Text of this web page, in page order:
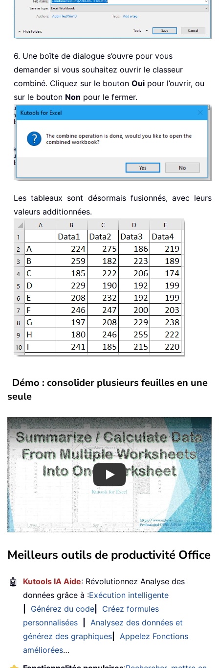
6. Une boîte de dialogue s’ouvre pour vous
demander si vous souhaitez ouvrir le classeur
combiné. Cliquez sur le bouton Oui pour l’ouvrir, ou
sur le bouton Non pour le fermer.
Les tableaux sont désormais fusionnés, avec leurs
valeurs additionnées.
Démo : consolider plusieurs feuilles en une
seule
Play
Meilleurs outils de productivité Office
🤖 Kutools IA Aide: Révolutionnez Analyse des
données grâce à :Exécution intelligente
Générez du code
Créez formules
personnalisées
Analysez des données et
générez des graphiques
Appelez Fonctions
améliorées…